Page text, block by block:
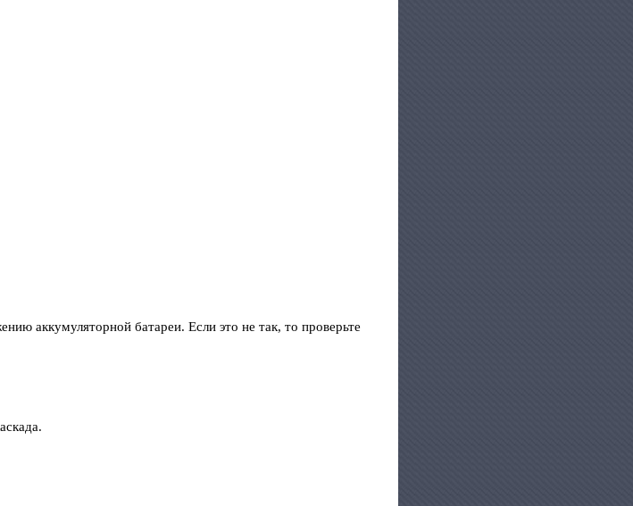
аккумуляторной батареи. Если это не так, то проверьте